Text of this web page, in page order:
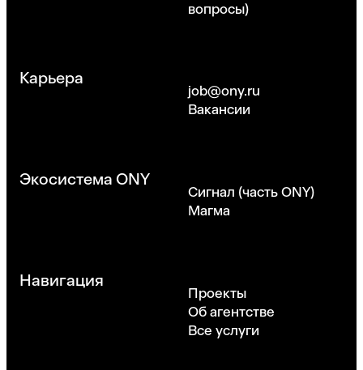
вопросы)
Карьера
job@ony.ru
Вакансии
Экосистема ONY
Сигнал (часть ONY)
Магма
Навигация
Проекты
Об агентстве
Все услуги